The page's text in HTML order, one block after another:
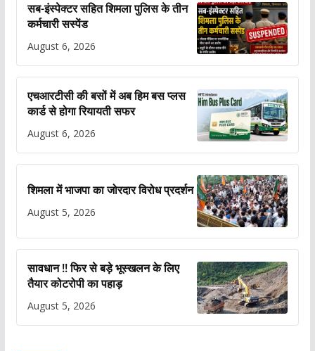
सब-इंस्पेक्टर सहित शिमला पुलिस के तीन
कर्मचारी सस्पेंड
August 6, 2026
एचआरटीसी की बसों में अब हिम बस प्लस
कार्ड से होगा रियायती सफर
August 6, 2026
शिमला में भाजपा का जोरदार विरोध प्रदर्शन
August 5, 2026
सावधान !! फिर से बड़े भूस्खलन के लिए
तैयार कोटरोपी का पहाड़
August 5, 2026